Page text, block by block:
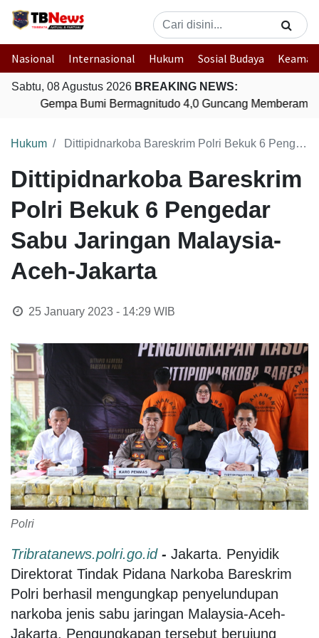
Nasional Internasional Hukum Sosial Budaya
Sabtu, 08 Agustus 2026 BREAKING NEWS:
Gempa Bumi Bermagnitudo 4,0 Guncang Memberamo
Hukum Dittipidnarkoba Bareskrim Polri Bekuk 6 Pengedar Sabu Jaringan Malaysia-Aceh-Jakarta
Dittipidnarkoba Bareskrim
Polri Bekuk 6 Pengedar
Sabu Jaringan Malaysia-
Aceh-Jakarta
25 January 2023 - 14:29 WIB
Polri
Tribratanews.polri.go.id- Jakarta. Penyidik
Direktorat Tindak Pidana Narkoba Bareskrim
Polri berhasil mengungkap penyelundupan
narkoba jenis sabu jaringan Malaysia-Aceh-
Jakarta. Pengungkapan tersebut berujung